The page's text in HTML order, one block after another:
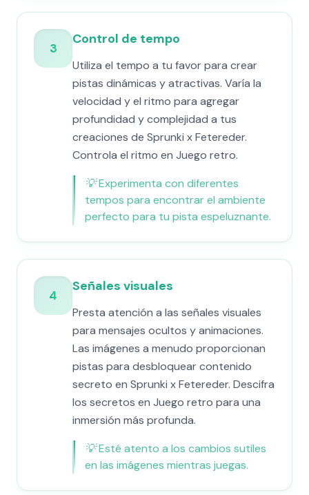
3
Control de tempo
Utiliza el tempo a tu favor para crear
pistas dinámicas y atractivas. Varía la
velocidad y el ritmo para agregar
profundidad y complejidad a tus
creaciones de Sprunki x Fetereder.
Controla el ritmo en Juego retro.
💡Experimenta con diferentes
tempos para encontrar el ambiente
perfecto para tu pista espeluznante.
4
Señales visuales
Presta atención a las señales visuales
para mensajes ocultos y animaciones.
Las imágenes a menudo proporcionan
pistas para desbloquear contenido
secreto en Sprunki x Fetereder. Descifra
los secretos en Juego retro para una
inmersión más profunda.
💡Esté atento a los cambios sutiles
en las imágenes mientras juegas.